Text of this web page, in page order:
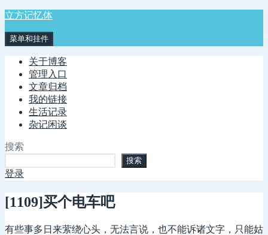
跳
内
立方记忆体
菜单和挂件
关于博客
管理入口
文章归档
我的链接
生活记录
杂记闲谈
搜索
搜索
登录
[1109]买个电车吧
有些事多日来萦绕心头，无法言说，也不能诉诸文字，只能姑